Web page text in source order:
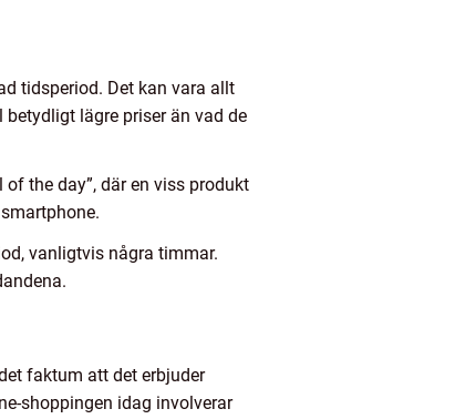
tidsperiod. Det kan vara allt
lägre priser än vad de
the day”, där en viss produkt
vanligtvis några timmar.
faktum att det erbjuder
shoppingen idag involverar